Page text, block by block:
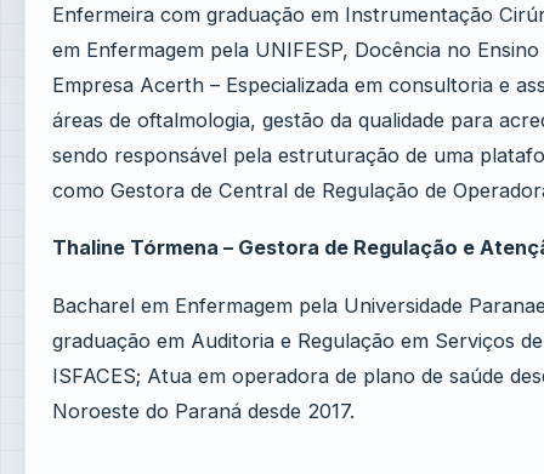
Enfermeira com graduação em Instrumentação
em Enfermagem pela UNIFESP, Docência no
Empresa Acerth – Especializada em consultoria e
áreas de oftalmologia, gestão da qualidade para
sendo responsável pela estruturação de uma
como Gestora de Central de Regulação de
Thaline Tórmena – Gestora de Regulação e
Bacharel em Enfermagem pela Universidade
graduação em Auditoria e Regulação em Serviços
ISFACES; Atua em operadora de plano de saúde
Noroeste do Paraná desde 2017.